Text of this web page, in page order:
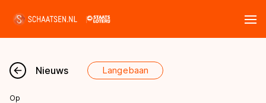
Nieuws
Nieuws Langebaan
Op